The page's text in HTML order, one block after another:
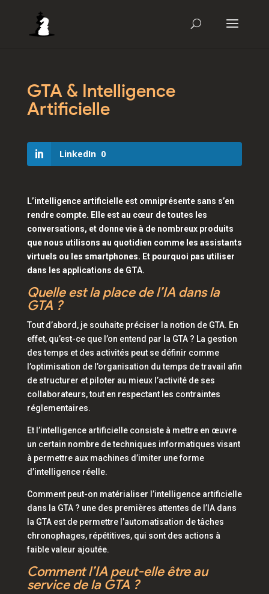
GTA & Intelligence
Artificielle
LinkedIn 0
L’intelligence artificielle est omniprésente sans s’en
rendre compte. Elle est au cœur de toutes les
conversations, et donne vie à de nombreux produits
que nous utilisons au quotidien comme les assistants
virtuels ou les smartphones. Et pourquoi pas utiliser
dans les applications de GTA.
Quelle est la place de l’IA dans la
GTA ?
Tout d’abord, je souhaite préciser la notion de GTA. En
effet, qu’est-ce que l’on entend par la GTA ? La gestion
des temps et des activités peut se définir comme
l’optimisation de l’organisation du temps de travail afin
de structurer et piloter au mieux l’activité de ses
collaborateurs, tout en respectant les contraintes
réglementaires.
Et l’intelligence artificielle consiste à mettre en œuvre
un certain nombre de techniques informatiques visant
à permettre aux machines d’imiter une forme
d’intelligence réelle.
Comment peut-on matérialiser l’intelligence artificielle
dans la GTA ? une des premières attentes de l’IA dans
la GTA est de permettre l’automatisation de tâches
chronophages, répétitives, qui sont des actions à
faible valeur ajoutée.
Comment l’IA peut-elle être au
service de la GTA ?